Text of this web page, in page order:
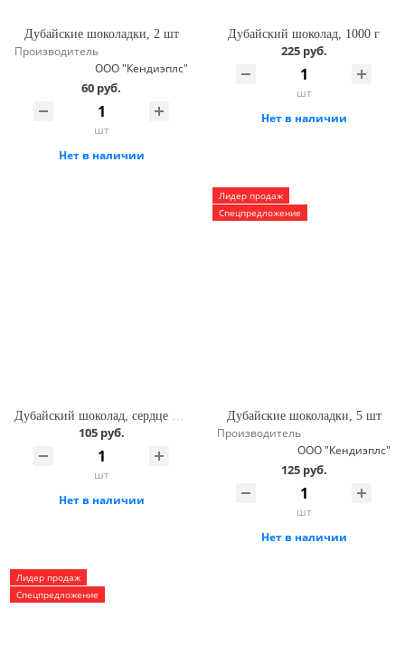
Дубайские шоколадки, 2 шт
Производитель
ООО "Кендиэплс"
60 руб.
шт
Нет в наличии
Дубайский шоколад, 1000 г
225 руб.
шт
Нет в наличии
105 руб.
шт
Нет в наличии
Лидер продаж
Спецпредложение
Дубайские шоколадки, 5 шт
Производитель
ООО "Кендиэплс"
125 руб.
шт
Нет в наличии
Лидер продаж
Спецпредложение